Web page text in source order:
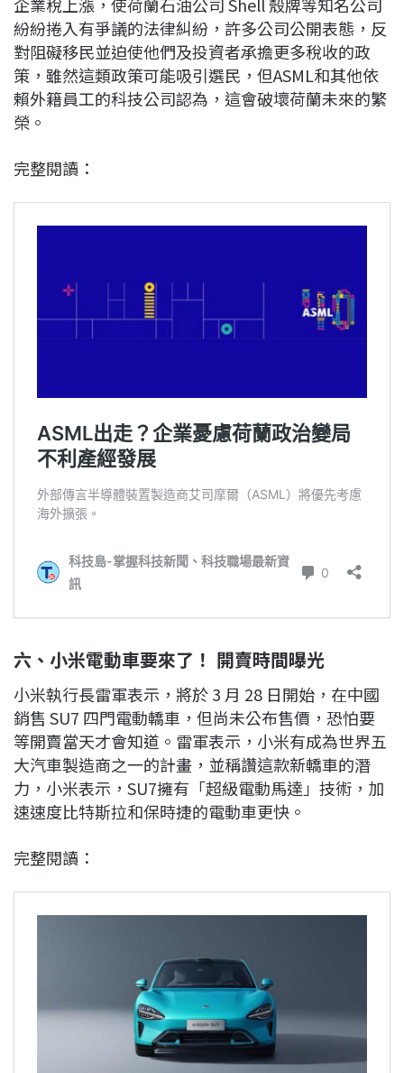
紛紛捲入有爭議的法律糾紛，許多公司公開表態，反
對阻礙移民並迫使他們及投資者承擔更多稅收的政
策，雖然這類政策可能吸引選民，但ASML和其他依
賴外籍員工的科技公司認為，這會破壞荷蘭未來的繁
榮。
完整閱讀：
六、小米電動車要來了！ 開賣時間曝光
小米執行長雷軍表示，將於 3 月 28 日開始，在中國
銷售 SU7 四門電動轎車，但尚未公布售價，恐怕要
等開賣當天才會知道。雷軍表示，小米有成為世界五
大汽車製造商之一的計畫，並稱讚這款新轎車的潛
力，小米表示，SU7擁有「超級電動馬達」技術，加
速速度比特斯拉和保時捷的電動車更快。
完整閱讀：